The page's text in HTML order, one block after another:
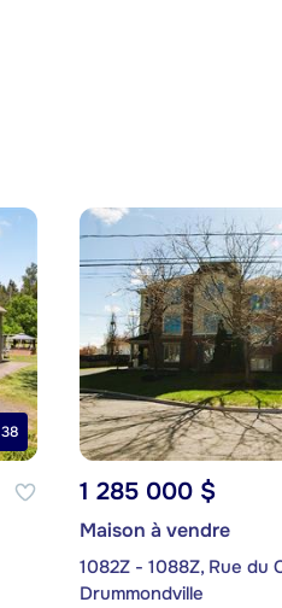
38
1 285 000 $
Maison à vendre
1082Z - 1088Z, Rue du
Drummondville